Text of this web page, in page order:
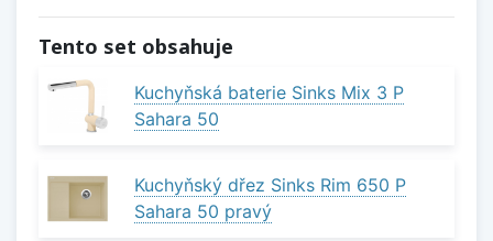
Tento set obsahuje
Kuchyňská baterie Sinks Mix 3 P
Sahara 50
Kuchyňský dřez Sinks Rim 650 P
Sahara 50 pravý